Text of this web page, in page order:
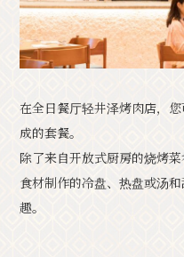
经典
其他协会成员
旅
关于旅游协会
バ
隐私政策
在全日餐厅轻井泽烤肉店，
成的套餐。
除了来自开放式厨房的烧烤
食材制作的冷盘、热盘或汤
趣。